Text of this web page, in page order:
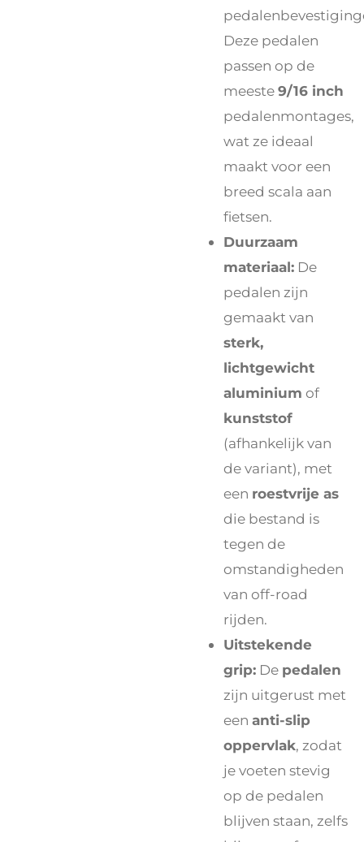
Deze pedalen
passen op de
meeste9/16 inch
pedalenmontages,
wat ze ideaal
maakt voor een
breed scala aan
fietsen.
Duurzaam
materiaal: De
pedalen zijn
gemaakt van
sterk,
lichtgewicht
aluminium of
kunststof
(afhankelijk van
de variant), met
een roestvrije as
die bestand is
tegen de
omstandigheden
van off-road
rijden.
Uitstekende
grip: De pedalen
zijn uitgerust met
een anti-slip
oppervlak, zodat
je voeten stevig
op de pedalen
blijven staan, zelfs